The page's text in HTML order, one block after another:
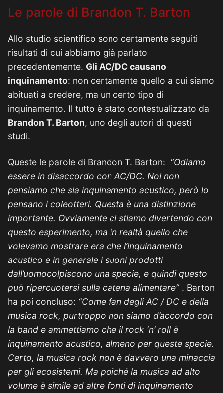
Le parole di Brandon T. Barton
Allo studio scientifico sono certamente seguiti
risultati di cui abbiamo già parlato
precedentemente. Gli AC/DC causano
inquinamento: non certamente quello a cui siamo
abituati a credere, ma un certo tipo di
inquinamento. Il tutto è stato contestualizzato da
Brandon T. Barton, uno degli autori di questi
studi.
Queste le parole di Brandon T. Barton: “Odiamo
essere in disaccordo con AC/DC. Noi non
pensiamo che sia inquinamento acustico, però lo
pensano i coleotteri. Questa è una distinzione
importante. Ovviamente ci stiamo divertendo con
questo esperimento, ma in realtà quello che
volevamo mostrare era che l’inquinamento
acustico e in generale i suoni prodotti
dall’uomocolpiscono una specie, e quindi questo
può ripercuotersi sulla catena alimentare” . Barton
ha poi concluso: “Come fan degli AC / DC e della
musica rock, purtroppo non siamo d’accordo con
la band e ammettiamo che il rock ‘n’ roll è
inquinamento acustico, almeno per queste specie.
Certo, la musica rock non è davvero una minaccia
per gli ecosistemi. Ma poiché la musica ad alto
volume è simile ad altre fonti di inquinamento